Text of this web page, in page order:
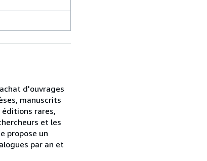
d'ouvrages
manuscrits
rares,
et les
propose un
par an et